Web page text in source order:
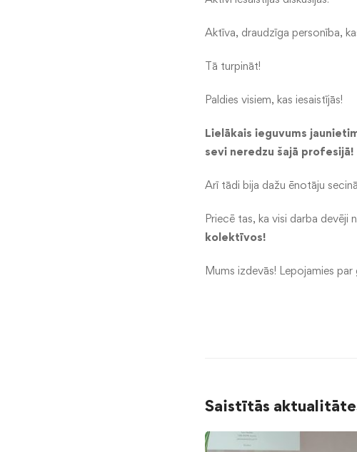
Aktīva, draudzīga personība,
Tā turpināt!
Paldies visiem, kas iesaistījās!
Lielākais ieguvums
sevi neredzu šajā profesijā!
Arī tādi bija dažu ēnotāju
Priecē tas, ka visi darba devēji
kolektīvos!
Mums izdevās! Lepojamies par
Saistītās